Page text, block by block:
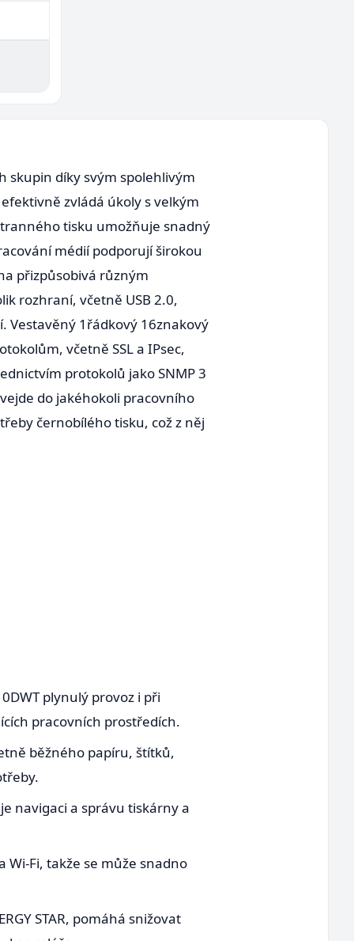
skupin díky svým spolehlivým
zvládá úkoly s velkým
tisku umožňuje snadný
médií podporují širokou
přizpůsobivá různým
rozhraní, včetně USB 2.0,
Vestavěný 1řádkový 16znakový
včetně SSL a IPsec,
protokolů jako SNMP 3
do jakéhokoli pracovního
černobílého tisku, což z něj
plynulý provoz i při
pracovních prostředích.
běžného papíru, štítků,
navigaci a správu tiskárny a
Wi-Fi, takže se může snadno
STAR, pomáhá snižovat